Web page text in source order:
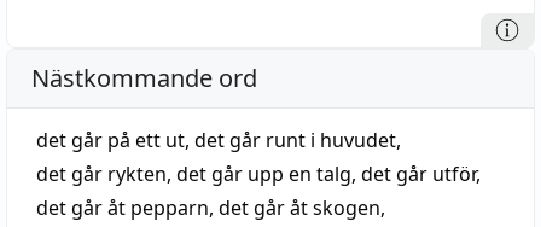
Nästkommande ord
det går på ett ut, det går runt i huvudet,
det går rykten, det går upp en talg, det går utför,
det går åt pepparn, det går åt skogen,